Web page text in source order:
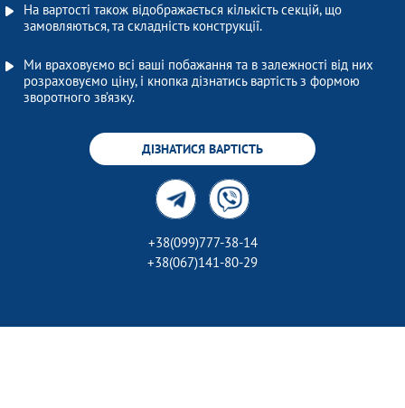
На вартості також відображається кількість секцій, що
замовляються, та складність конструкції.
Ми враховуємо всі ваші побажання та в залежності від них
розраховуємо ціну, і кнопка дізнатись вартість з формою
зворотного зв’язку.
ДІЗНАТИСЯ ВАРТІСТЬ
+38(099)777-38-14
+38(067)141-80-29